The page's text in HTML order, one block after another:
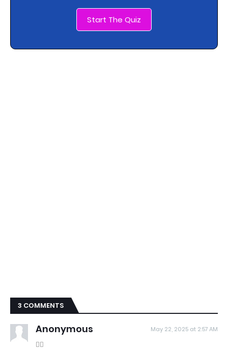
Start The Quiz
3 COMMENTS
Anonymous May 22, 2025 at 2:57 AM
👍🏻